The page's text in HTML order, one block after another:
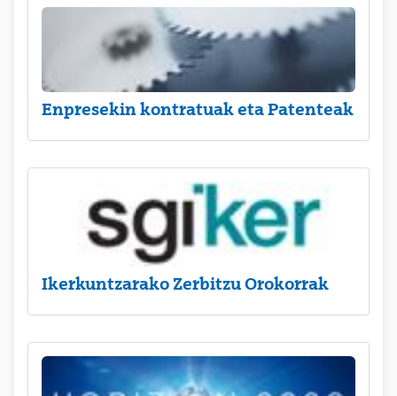
Enpresekin kontratuak eta Patenteak
Ikerkuntzarako Zerbitzu Orokorrak